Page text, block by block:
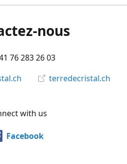
nous
76 283 26 03
terredecristal.ch
with us
Facebook